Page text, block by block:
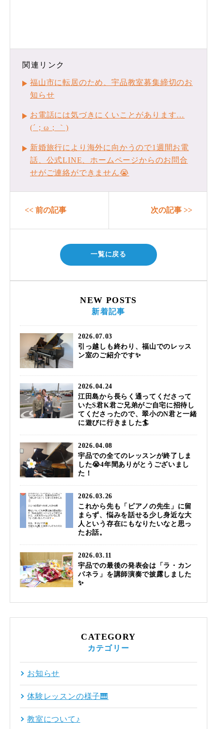
関連リンク
福山市に転居のため、宇品教室募集締切のお
知らせ
お電話には気づきにくいことがあります…
(´；ω；｀)
新婚旅行により海外に向かうので1週間お電
話、公式LINE、ホームページからのお問合
せがご連絡ができません😭
<< 前の記事 次の記事 >>
一覧に戻る
NEW POSTS
新着記事
2026.07.03
引っ越しも終わり、福山でのレッス
ン室のご紹介です✨
2026.04.24
江田島から長らく通ってくださって
いたS君K君ご兄弟がご自宅に招待し
てくださったので、翠小のN君と一緒
に遊びに行きました🏄️
2026.04.08
宇品での全てのレッスンが終了しま
した😭4年間ありがとうございまし
た！
2026.03.26
これから先も「ピアノの先生」に留
まらず、悩みを話せる少し身近な大
人という存在にもなりたいなと思っ
たお話。
2026.03.11
宇品での最後の発表会は「ラ・カン
パネラ」を講師演奏で披露しました
✨
CATEGORY
カテゴリー
お知らせ
体験レッスンの様子🎹
教室について♪